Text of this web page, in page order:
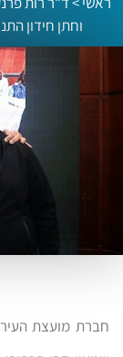
וחתן חידון
חברת מועצת